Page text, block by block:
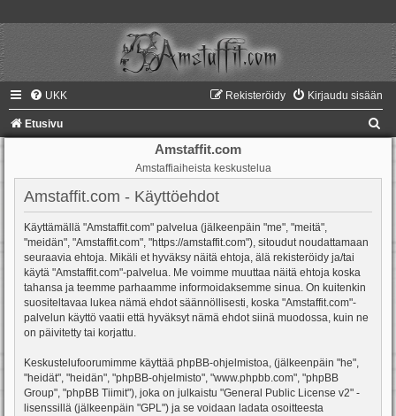
UKK Kirjaudu sisään
Rekisteröidy
Etusivu
Amstaffit.com
Amstaffiaiheista keskustelua
Amstaffit.com - Käyttöehdot
Käyttämällä "Amstaffit.com" palvelua (jälkeenpäin "me", "meitä",
"meidän", "Amstaffit.com", "https://amstaffit.com"), sitoudut noudattamaan
seuraavia ehtoja. Mikäli et hyväksy näitä ehtoja, älä rekisteröidy ja/tai
käytä "Amstaffit.com"-palvelua. Me voimme muuttaa näitä ehtoja koska
tahansa ja teemme parhaamme informoidaksemme sinua. On kuitenkin
suositeltavaa lukea nämä ehdot säännöllisesti, koska "Amstaffit.com"-
palvelun käyttö vaatii että hyväksyt nämä ehdot siinä muodossa, kuin ne
on päivitetty tai korjattu.
Keskustelufoorumimme käyttää phpBB-ohjelmistoa, (jälkeenpäin "he",
"heidät", "heidän", "phpBB-ohjelmisto", "www.phpbb.com", "phpBB
Group", "phpBB Tiimit"), joka on julkaistu "General Public License v2" -
lisenssillä (jälkeenpäin "GPL") ja se voidaan ladata osoitteesta